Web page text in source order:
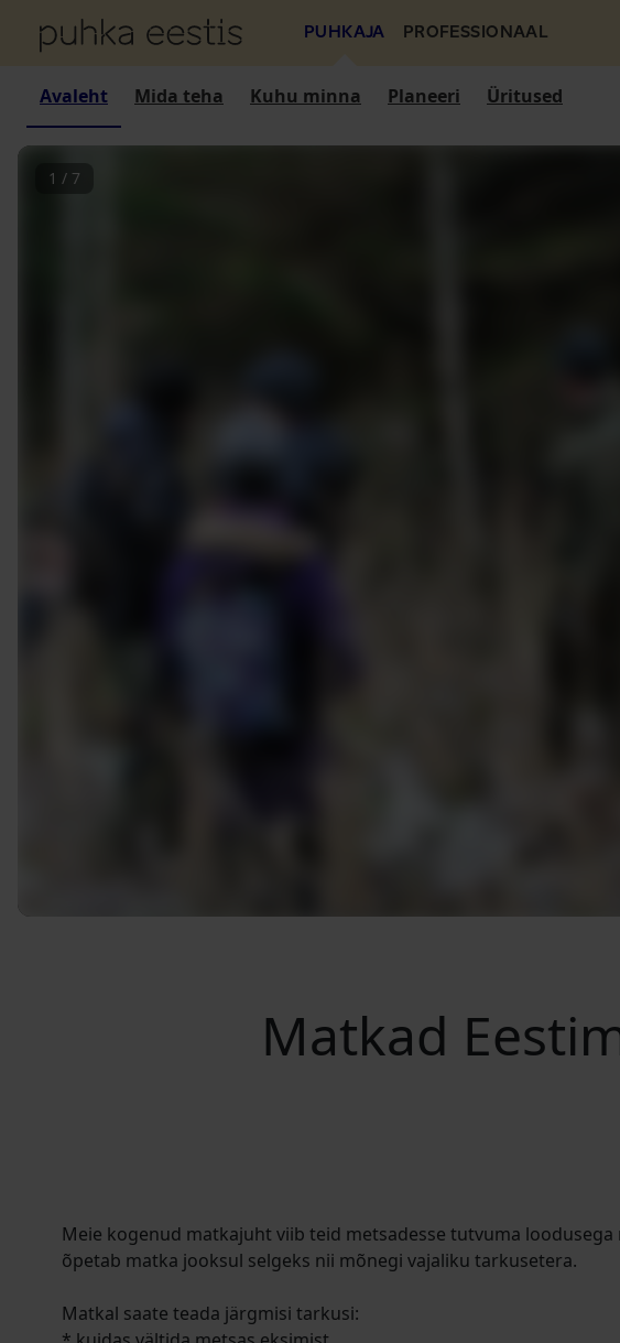
PUHKAJA PROFESSIONAAL
Avaleht Mida teha Kuhu minna Planeeri Üritused
1 / 7
Matkad
Meie kogenud matkajuht viib teid metsadesse tutvuma loodusega
õpetab matka jooksul selgeks nii mõnegi vajaliku tarkusetera.
Matkal saate teada järgmisi tarkusi: